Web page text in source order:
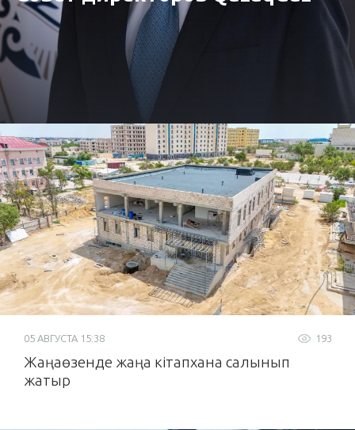
193
05 АВГУСТА 15:38
Жаңаөзенде жаңа кітапхана салынып
жатыр